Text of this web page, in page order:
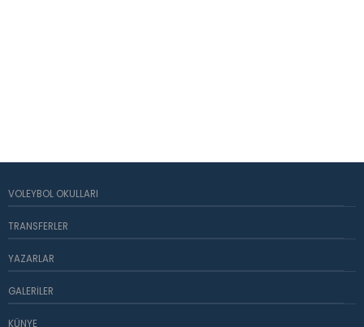
VOLEYBOL OKULLARI
TRANSFERLER
YAZARLAR
GALERILER
KÜNYE